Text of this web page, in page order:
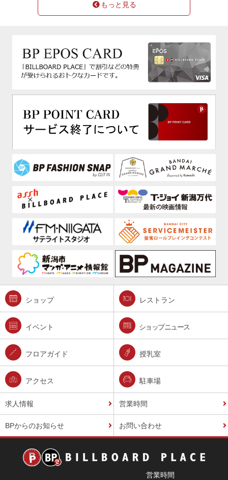
もっと見る
ショップ レストラン
イベント ショップニュース
フロアガイド 授乳室
アクセス 駐車場
求人情報 営業時間
BPからのお知らせ お問い合わせ
営業時間